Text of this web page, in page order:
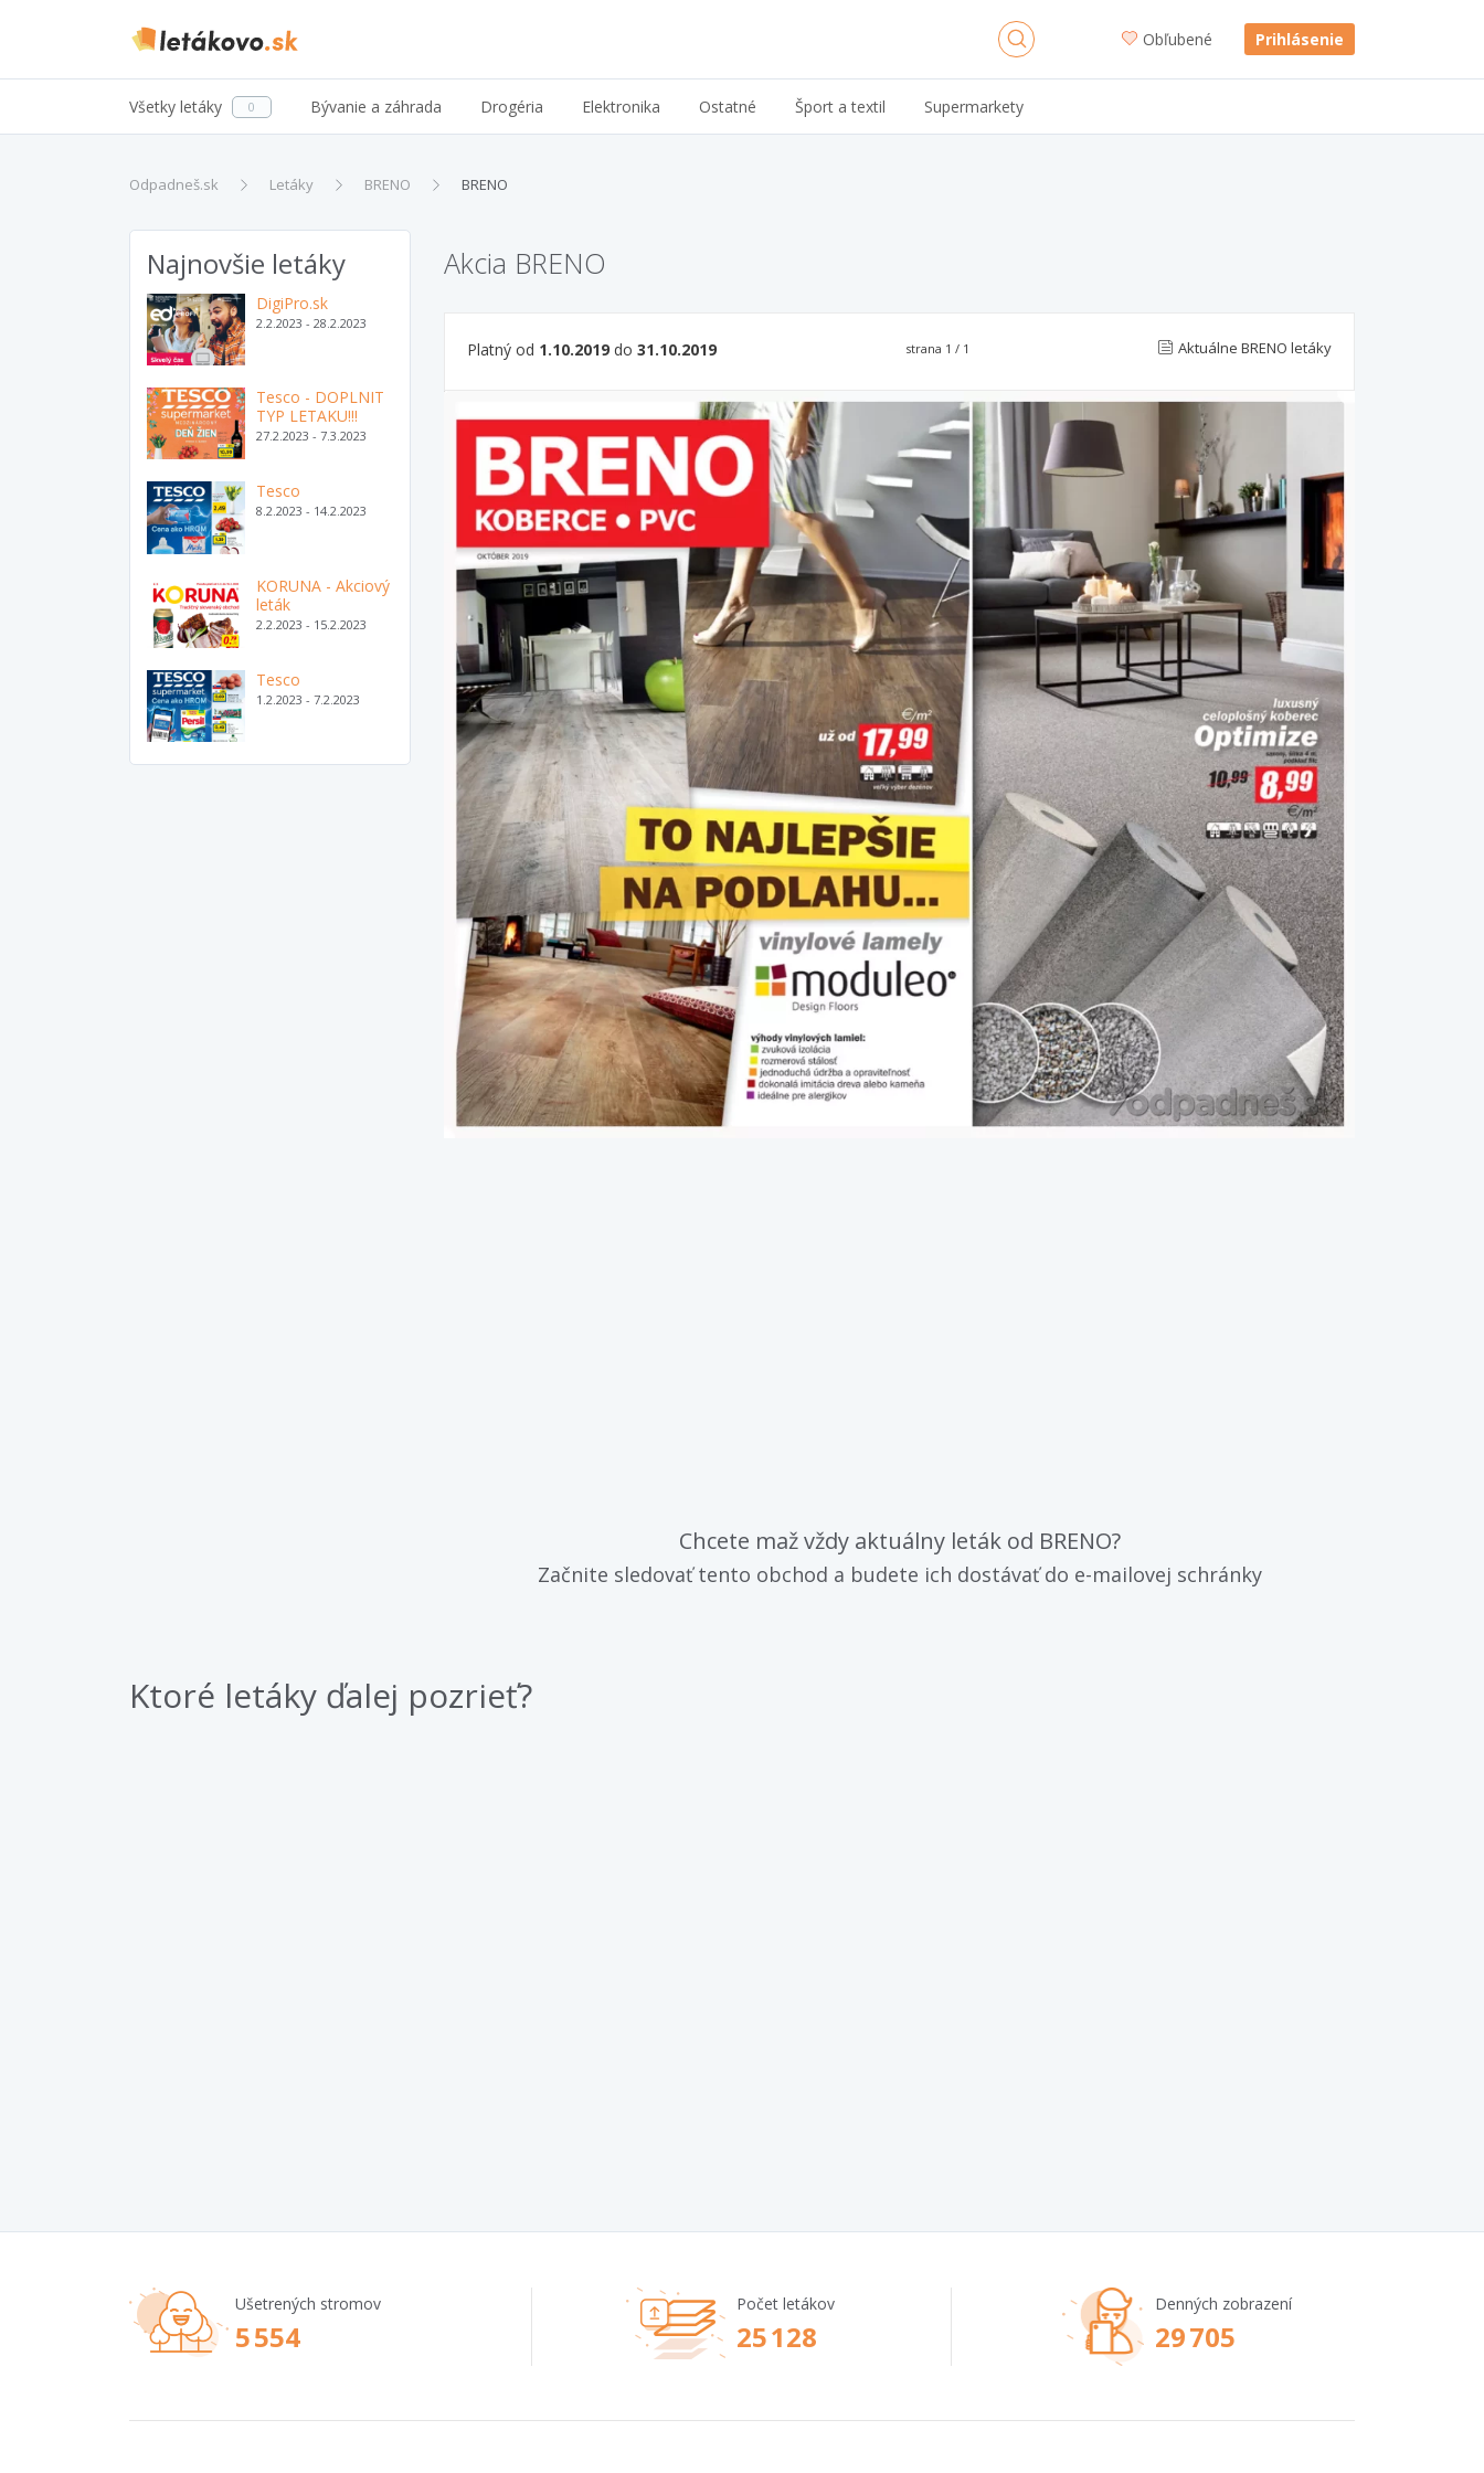
Obľubené Prihlásenie
Všetky letáky 0 Bývanie a záhrada Drogéria Elektronika Ostatné Šport a textil Supermarkety
Odpadneš.sk Letáky BRENO BRENO
Najnovšie letáky
DigiPro.sk
2.2.2023 - 28.2.2023
Tesco - DOPLNIT
TYP LETAKU!!!
27.2.2023 - 7.3.2023
Tesco
8.2.2023 - 14.2.2023
KORUNA - Akciový
leták
2.2.2023 - 15.2.2023
Tesco
1.2.2023 - 7.2.2023
Akcia BRENO
Platný od 1.10.2019 do 31.10.2019 strana 1 / 1 Aktuálne BRENO letáky
Chcete maž vždy aktuálny leták od BRENO?
Začnite sledovať tento obchod a budete ich dostávať do e-mailovej schránky
Ktoré letáky ďalej pozrieť?
Ušetrených stromov
5 554
Počet letákov
25 128
Denných zobrazení
29 705